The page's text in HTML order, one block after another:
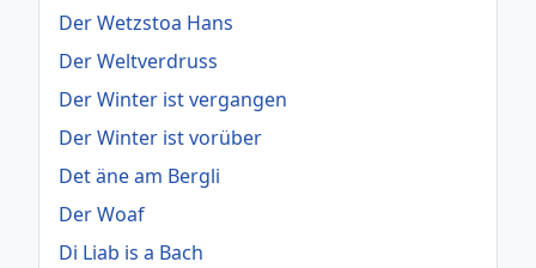
Der Wetzstoa Hans
Der Weltverdruss
Der Winter ist vergangen
Der Winter ist vorüber
Det äne am Bergli
Der Woaf
Di Liab is a Bach